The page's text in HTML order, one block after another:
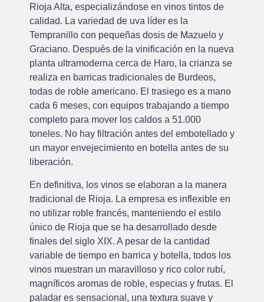
Rioja Alta, especializándose en vinos tintos de
calidad. La variedad de uva líder es la
Tempranillo con pequeñas dosis de Mazuelo y
Graciano. Después de la vinificación en la nueva
planta ultramoderna cerca de Haro, la crianza se
realiza en barricas tradicionales de Burdeos,
todas de roble americano. El trasiego es a mano
cada 6 meses, con equipos trabajando a tiempo
completo para mover los caldos a 51.000
toneles. No hay filtración antes del embotellado y
un mayor envejecimiento en botella antes de su
liberación.
En definitiva, los vinos se elaboran a la manera
tradicional de Rioja. La empresa es inflexible en
no utilizar roble francés, manteniendo el estilo
único de Rioja que se ha desarrollado desde
finales del siglo XIX. A pesar de la cantidad
variable de tiempo en barrica y botella, todos los
vinos muestran un maravilloso y rico color rubí,
magníficos aromas de roble, especias y frutas. El
paladar es sensacional, una textura suave y